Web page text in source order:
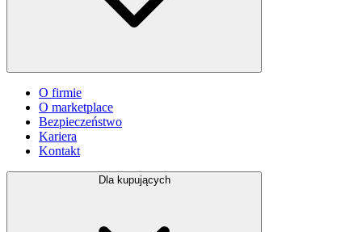
O firmie
O marketplace
Bezpieczeństwo
Kariera
Kontakt
Dla kupujących